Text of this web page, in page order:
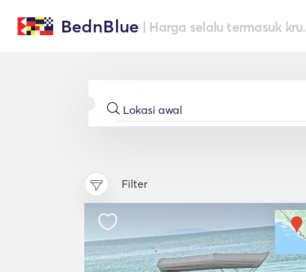
BednBlue | Harga selalu termasuk kru.
Filter